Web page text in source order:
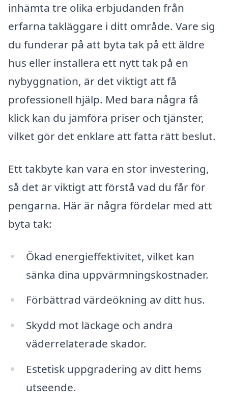
inhämta tre olika erbjudanden från
erfarna takläggare i ditt område. Vare sig
du funderar på att byta tak på ett äldre
hus eller installera ett nytt tak på en
nybyggnation, är det viktigt att få
professionell hjälp. Med bara några få
klick kan du jämföra priser och tjänster,
vilket gör det enklare att fatta rätt beslut.
Ett takbyte kan vara en stor investering,
så det är viktigt att förstå vad du får för
pengarna. Här är några fördelar med att
byta tak:
Ökad energieffektivitet, vilket kan
sänka dina uppvärmningskostnader.
Förbättrad värdeökning av ditt hus.
Skydd mot läckage och andra
väderrelaterade skador.
Estetisk uppgradering av ditt hems
utseende.